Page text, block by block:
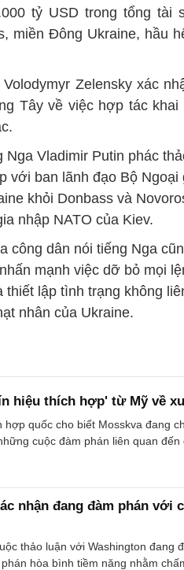
tỷ USD trong tổng tài
miền Đông Ukraine, hầu
Zelensky xác
Tây về việc hợp tác khai
Vladimir Putin phác
với ban lãnh đạo Bộ Ngoại
khỏi Donbass và
nhập NATO của Kiev.
công dân nói tiếng Nga
mạnh việc dỡ bỏ mọi
lập tình trạng không
nhân của Ukraine.
hiệu thích hợp' từ Mỹ về
hợp quốc cho biết Mosskva đang
cuộc đàm phán liên quan đến
nhận đang đàm phán với
thảo luận với Washington đang
hòa bình tiềm năng nhằm